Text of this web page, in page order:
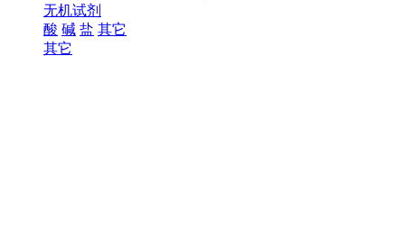
无机试剂
酸 碱 盐 其它
其它